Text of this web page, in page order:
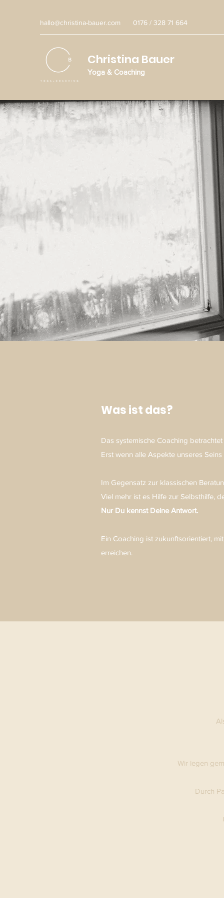
hallo@christina-bauer.com 0176 / 328 71 664
Christina Bauer
Yoga & Coaching
Was ist das?
Das systemische Coaching
Erst wenn alle Aspekte unseres
Im Gegensatz zur klassischen
Viel mehr ist es Hilfe zur Selbsthilfe,
Nur Du kennst Deine Antwort.
Ein Coaching ist zukunftsorientiert,
erreichen.
Wir legen
Durch